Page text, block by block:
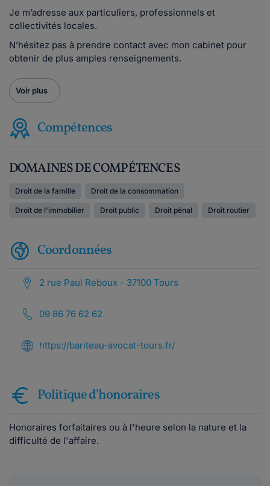
Je m’adresse aux particuliers, professionnels et
collectivités locales.
N’hésitez pas à prendre contact avec mon cabinet pour
obtenir de plus amples renseignements.
Voir plus
Compétences
DOMAINES DE COMPÉTENCES
Droit de la famille Droit de la consommation
Droit de l'immobilier Droit public Droit pénal Droit routier
Coordonnées
2 rue Paul Reboux - 37100 Tours
09 86 76 62 62
https://bariteau-avocat-tours.fr/
Politique d'honoraires
Honoraires forfaitaires ou à l'heure selon la nature et la
difficulté de l'affaire.